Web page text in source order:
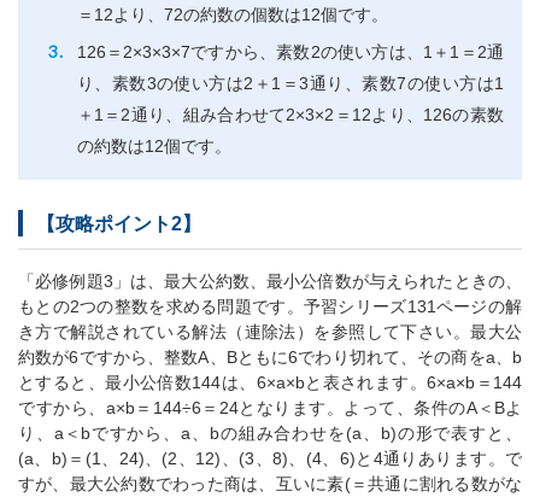
＝12より、72の約数の個数は12個です。
126＝2×3×3×7ですから、素数2の使い方は、1＋1＝2通
り、素数3の使い方は2＋1＝3通り、素数7の使い方は1
＋1＝2通り、組み合わせて2×3×2＝12より、126の素数
の約数は12個です。
【攻略ポイント2】
「必修例題3」は、最大公約数、最小公倍数が与えられたときの、
もとの2つの整数を求める問題です。予習シリーズ131ページの解
き方で解説されている解法（連除法）を参照して下さい。最大公
約数が6ですから、整数A、Bともに6でわり切れて、その商をa、b
とすると、最小公倍数144は、6×a×bと表されます。6×a×b＝144
ですから、a×b＝144÷6＝24となります。よって、条件のA＜Bよ
り、a＜bですから、a、bの組み合わせを(a、b)の形で表すと、
(a、b)＝(1、24)、(2、12)、(3、8)、(4、6)と4通りあります。で
すが、最大公約数でわった商は、互いに素(＝共通に割れる数がな